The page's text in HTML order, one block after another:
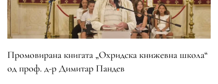
Промовирана книгата „Охридска книжевна школа“
од проф. д-р Димитар Пандев